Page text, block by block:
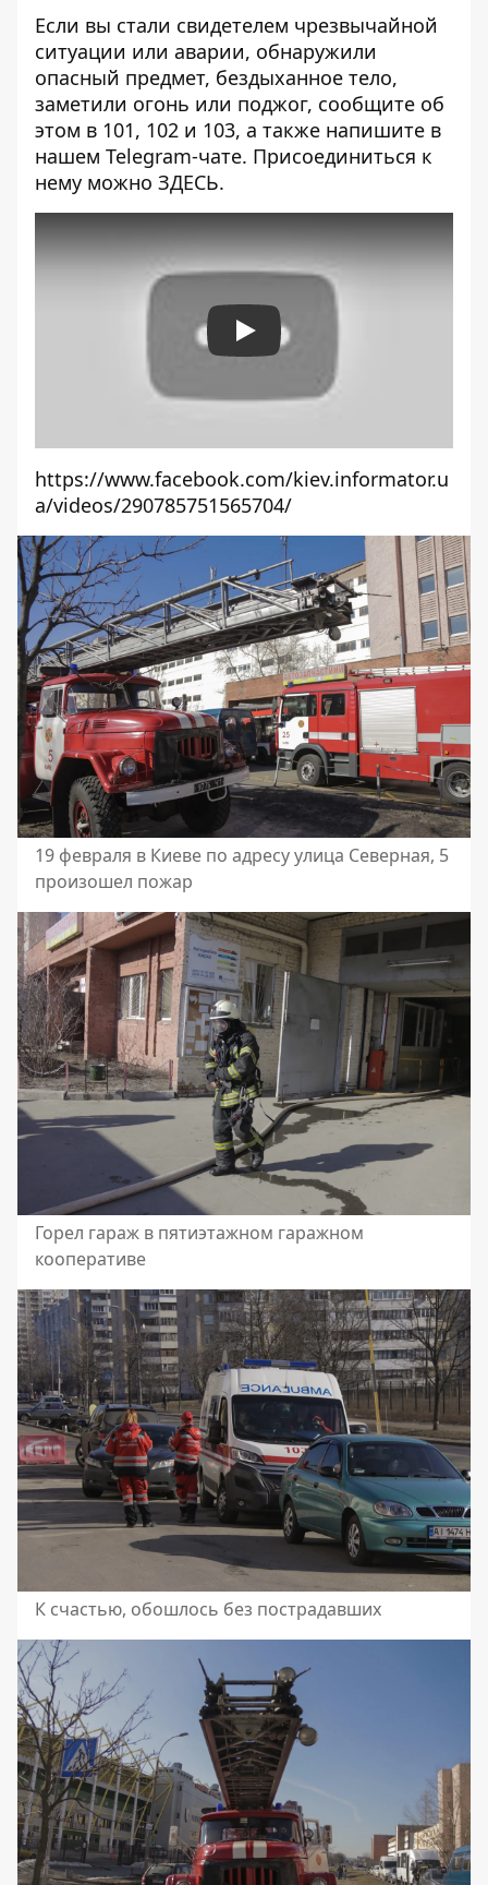
Если вы стали свидетелем чрезвычайной
ситуации или аварии, обнаружили
опасный предмет, бездыханное тело,
заметили огонь или поджог, сообщите об
этом в 101, 102 и 103, а также напишите в
нашем Telegram-чате. Присоединиться к
нему можно ЗДЕСЬ.
Play
https://www.facebook.com/kiev.informator.u
a/videos/290785751565704/
19 февраля в Киеве по адресу улица Северная, 5
произошел пожар
Горел гараж в пятиэтажном гаражном
кооперативе
К счастью, обошлось без пострадавших